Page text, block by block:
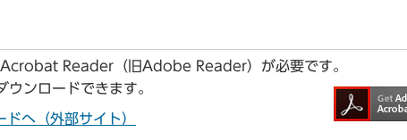
Reader（旧Adobe Reader）が必要です。
ンロードできます。
へ（外部サイト）